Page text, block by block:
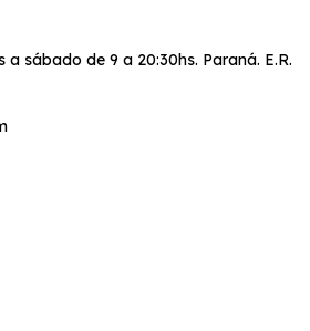
a sábado de 9 a 20:30hs. Paraná. E.R.